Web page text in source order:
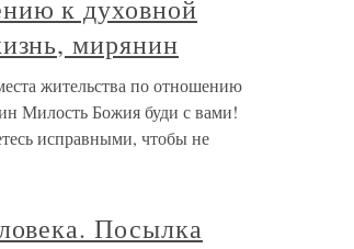
к духовной
мирянин
жительства по отношению
Милость Божия буди с вами!
исправными, чтобы не
Посылка